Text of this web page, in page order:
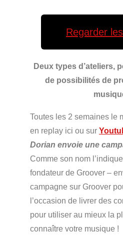
Regarder
Deux types d’ateliers,
de possibilités de
Toutes les 2 semaines le
en replay ici ou sur
Dorian envoie une
Comme son nom
fondateur de Groover –
campagne sur Groover
l’occasion de livrer des
pour utiliser au mieux la
connaître votre musique !